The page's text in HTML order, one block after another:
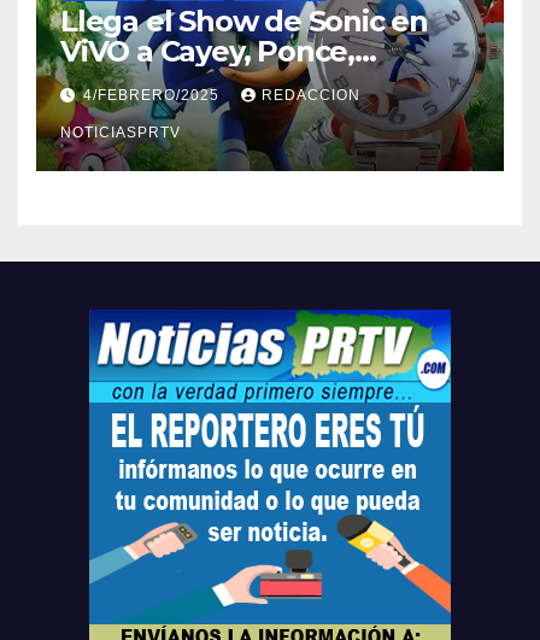
Llega el Show de Sonic en
ViVO a Cayey, Ponce,
Barceloneta y Humacao,
Relojes gratis para el que
compre ahora….
4/FEBRERO/2025 REDACCION
NOTICIASPRTV